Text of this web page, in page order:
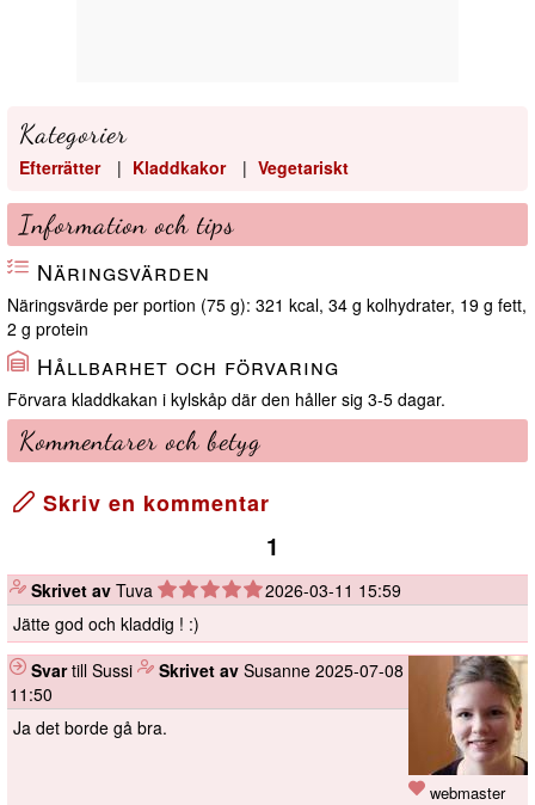
Kategorier
Efterrätter | Kladdkakor | Vegetariskt
Information och tips
Näringsvärden
Näringsvärde per portion (75 g): 321 kcal, 34 g kolhydrater, 19 g fett,
2 g protein
Hållbarhet och förvaring
Förvara kladdkakan i kylskåp där den håller sig 3-5 dagar.
Kommentarer och betyg
Skriv en kommentar
1
Skrivet av Tuva
2026-03-11 15:59
Jätte god och kladdig ! :)
webmaster
Svartill Sussi Skrivet av Susanne 2025-07-08
11:50
Ja det borde gå bra.